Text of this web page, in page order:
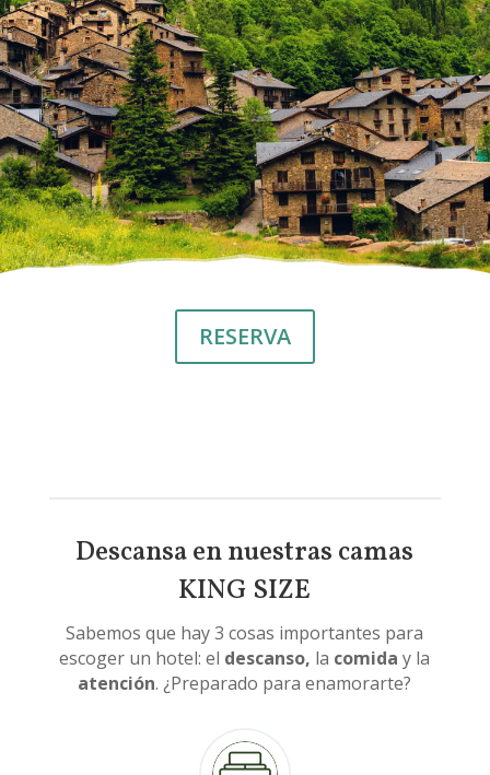
RESERVA
Descansa en nuestras camas
KING SIZE
Sabemos que hay 3 cosas importantes para
escoger un hotel: el descanso, la comiday la
atención. ¿Preparado para enamorarte?